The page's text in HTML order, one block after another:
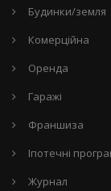
Будинки/земля
Комерційна
Оренда
Гаражі
Франшиза
Іпотечні
Журнал